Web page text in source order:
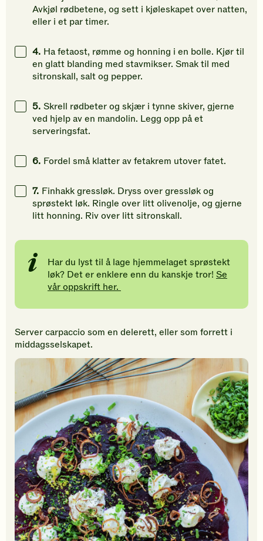
Avkjøl rødbetene, og sett i kjøleskapet over natten,
eller i et par timer.
4. Ha fetaost, rømme og honning i en bolle. Kjør til
en glatt blanding med stavmikser. Smak til med
sitronskall, salt og pepper.
5. Skrell rødbeter og skjær i tynne skiver, gjerne
ved hjelp av en mandolin. Legg opp på et
serveringsfat.
6. Fordel små klatter av fetakrem utover fatet.
7. Finhakk gressløk. Dryss over gressløk og
sprøstekt løk. Ringle over litt olivenolje, og gjerne
litt honning. Riv over litt sitronskall.
Har du lyst til å lage hjemmelaget sprøstekt
løk? Det er enklere enn du kanskje tror! Se
vår oppskrift her.
Server carpaccio som en delerett, eller som forrett i
middagsselskapet.